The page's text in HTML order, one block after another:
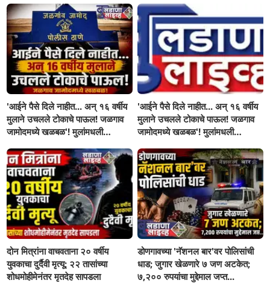
'आईने पैसे दिले नाहीत... अन् १६ वर्षीय
मुलाने उचलले टोकाचे पाऊल! जळगाव
जामोदमध्ये खळबळ'! मुलांमधली
'आईने पैसे दिले नाहीत... अन् १६ वर्षीय
मुलाने उचलले टोकाचे पाऊल! जळगाव
जामोदमध्ये खळबळ'! मुलांमधली
दोन मित्रांना वाचवताना २० वर्षीय
युवकाचा दुर्दैवी मृत्यू; २२ तासांच्या
शोधमोहीमेनंतर मृतदेह सापडला
डोणगावच्या 'नॅशनल बार'वर पोलिसांची
धाड; जुगार खेळणारे ७ जण अटकेत;
७,२०० रुपयांचा मुद्देमाल जप्त...